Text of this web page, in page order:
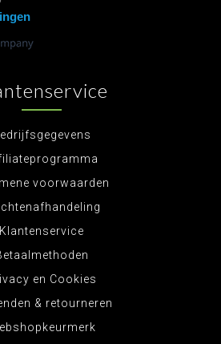
voorwaarden
Klantenservice
en Cookies
& retourneren